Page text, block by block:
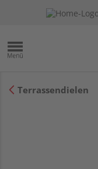
Terrassendielen